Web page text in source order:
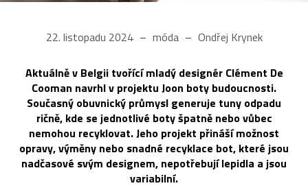
22. listopadu 2024 móda Ondřej Krynek
Aktuálně v Belgii tvořící mladý designér Clément De
Cooman navrhl v projektu Joon boty budoucnosti.
Současný obuvnický průmysl generuje tuny odpadu
ričně, kde se jednotlivé boty špatně nebo vůbec
nemohou recyklovat. Jeho projekt přináší možnost
opravy, výměny nebo snadné recyklace bot, které jsou
nadčasové svým designem, nepotřebují lepidla a jsou
variabilní.